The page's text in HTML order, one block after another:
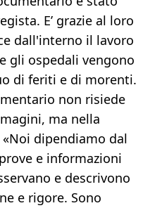
E’ grazie al loro
dall'interno il lavoro
gli ospedali vengono
di feriti e di morenti.
non risiede
ma nella
dipendiamo dal
e informazioni
e descrivono
e rigore. Sono